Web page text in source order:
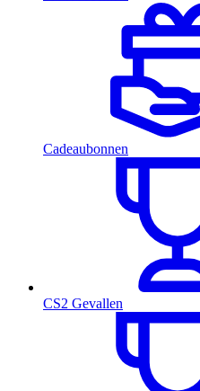
Cadeaubonnen
CS2 Gevallen